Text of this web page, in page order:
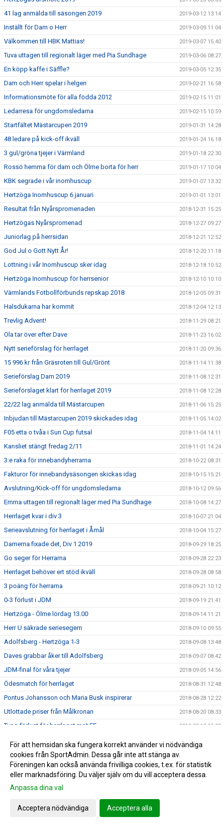
41 lag anmälda till säsongen 2019 2019-03-12 13:14
Inställt för Dam o Herr 2019-03-09 11:04
Välkommen till HBK Mattias! 2019-03-07 15:40
Tuva uttagen till regionalt läger med Pia Sundhage 2019-03-06 08:27
En köpp kaffe i Säffle? 2019-03-05 12:35
Dam och Herr spelar i helgen 2019-02-21 16:58
Informationsmöte för alla födda 2012 2019-02-15 11:01
Ledarresa för ungdomsledarna 2019-02-15 10:59
Startfältet Mästarcupen 2019 2019-01-31 14:28
48 ledare på kick-off ikväll 2019-01-24 16:18
3 gul/gröna tjejer i Värmland 2019-01-18 22:30
Rossö hemma för dam och Ölme borta för herr 2019-01-17 10:04
KBK segrade i vår inomhuscup 2019-01-07 13:32
Hertzöga Inomhuscup 6 januari 2019-01-01 13:01
Resultat från Nyårspromenaden 2018-12-31 15:25
Hertzögas Nyårspromenad 2018-12-27 09:27
Juniorlag på herrsidan 2018-12-21 12:52
God Jul o Gott Nytt År! 2018-12-20 11:18
Lottning i vår Inomhuscup sker idag 2018-12-18 10:52
Hertzöga Inomhuscup för herrsenior 2018-12-10 10:10
Värmlands Fotbollförbunds repskap 2018 2018-12-05 09:31
Halsdukarna har kommit 2018-12-04 12:13
Trevlig Advent! 2018-11-29 08:21
Ola tar över efter Dave 2018-11-23 16:02
Nytt serieförslag för herrlaget 2018-11-20 09:36
15 996 kr från Gräsroten till Gul/Grönt 2018-11-14 11:38
Serieförslag Dam 2019 2018-11-08 12:31
Serieförslaget klart för herrlaget 2019 2018-11-08 12:28
22/22 lag anmälda till Mästarcupen 2018-11-06 15:25
Inbjudan till Mästarcupen 2019 skickades idag 2018-11-05 14:02
F05 etta o tvåa i Sun Cup futsal 2018-11-04 14:11
Kansliet stängt fredag 2/11 2018-11-01 14:24
3:e raka för innebandyherrarna 2018-10-22 08:31
Fakturor för innebandysäsongen skickas idag 2018-10-15 15:21
Avslutning/Kick-off för ungdomsledarna 2018-10-12 09:56
Emma uttagen till regionalt läger med Pia Sundhage 2018-10-08 14:27
Herrlaget kvar i div 3 2018-10-07 21:04
Serieavslutning för herrlaget i Åmål 2018-10-04 15:27
Damerna fixade det, Div 1 2019 2018-09-29 18:25
Go seger för Herrarna 2018-09-28 22:23
Herrlaget behöver ert stöd ikväll 2018-09-28 08:58
3 poäng för herrarna 2018-09-21 10:12
0-3 förlust i JDM 2018-09-19 21:41
Hertzöga - Ölme lördag 13.00 2018-09-14 11:21
Herr U säkrade seriesegern 2018-09-10 09:55
Adolfsberg - Hertzöga 1-3 2018-09-08 13:48
Daves grabbar åker till Adolfsberg 2018-09-07 08:42
JDM-final för våra tjejer 2018-09-05 14:56
Ödesmatch för herrlaget 2018-08-31 12:48
Pontus Johansson och Maria Busk inspirerar 2018-08-28 12:22
Utlottade priser från Målkronan 2018-08-20 08:33
Tung förlust för herrlaget mot FF 2018-08-18 15:00
Seger 2-1 mot Bosna 92
Mv utbildning flyttad 2018-08-07 17:34
10-åringarnas cup och nytt rekord
För att hemsidan ska fungera korrekt använder vi nödvändiga
cookies från SportAdmin. Dessa går inte att stänga av.
Föreningen kan också använda frivilliga cookies, t.ex. för statistik
eller marknadsföring. Du väljer själv om du vill acceptera dessa.
Anpassa dina val
Acceptera nödvändiga Acceptera alla